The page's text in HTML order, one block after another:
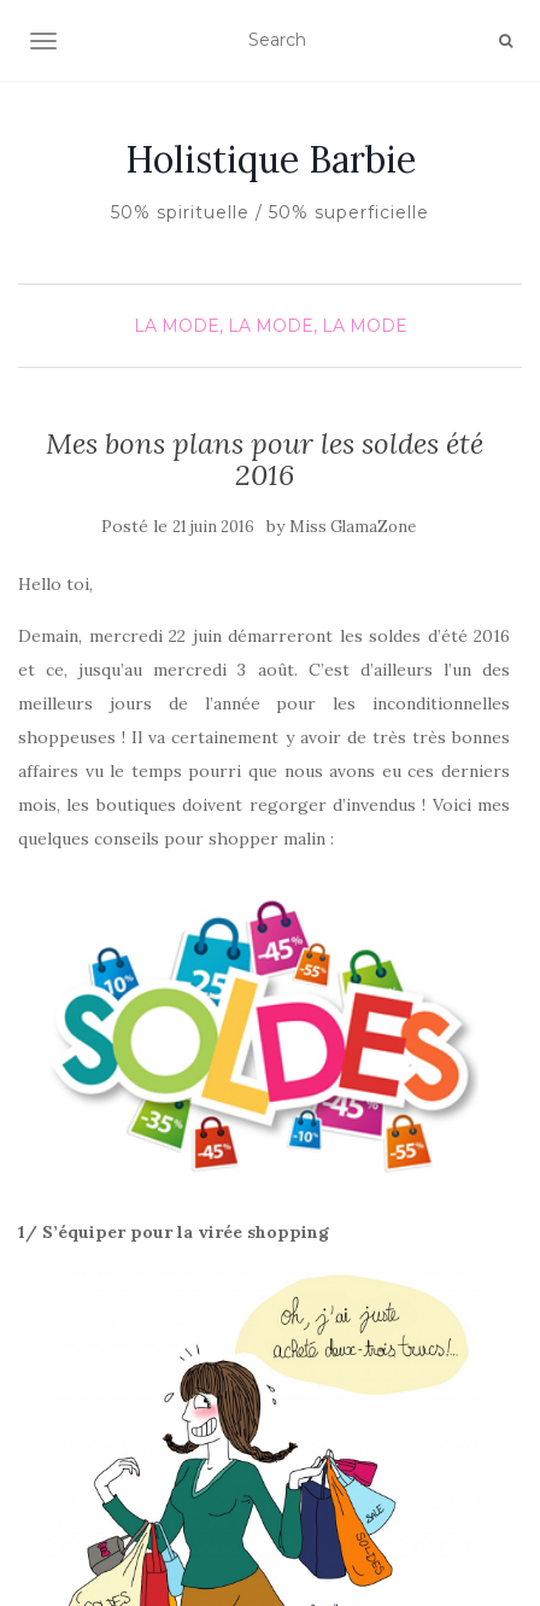
AFFICHER/MASQUER LA NAVIGATION
Holistique Barbie
50% spirituelle / 50% superficielle
LA MODE, LA MODE, LA MODE
Mes bons plans pour les soldes été
2016
Posté le 21 juin 2016 by Miss GlamaZone
Hello toi,
Demain, mercredi 22 juin démarreront les soldes d’été 2016
et ce, jusqu’au mercredi 3 août. C’est d’ailleurs l’un des
meilleurs jours de l’année pour les inconditionnelles
shoppeuses ! Il va certainement y avoir de très très bonnes
affaires vu le temps pourri que nous avons eu ces derniers
mois, les boutiques doivent regorger d’invendus ! Voici mes
quelques conseils pour shopper malin :
1/ S’équiper pour la virée shopping